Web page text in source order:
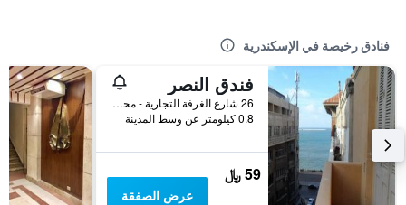
فنادق رخيصة في الإسكندرية
فندق النصر
26 شارع الغرفة التجارية - محطة الرمل, الإسكندرية, مصر
0.8 كيلومتر عن وسط المدينة
59 ﷼
عرض الصفقة